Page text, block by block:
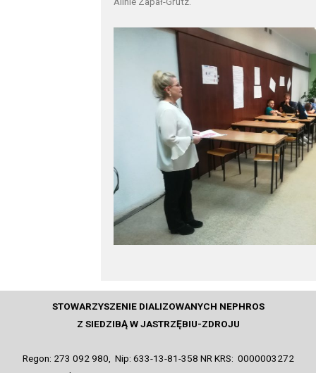
STOWARZYSZENIE DIALIZOWANYCH NEPHROS
Z SIEDZIBĄ W JASTRZĘBIU-ZDROJU
Regon: 273 092 980, Nip: 633-13-81-358 NR KRS: 0000003272